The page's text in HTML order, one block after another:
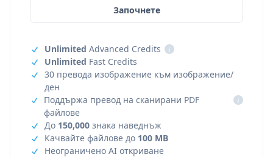
Започнете
Unlimited Advanced Credits
i
Unlimited Fast Credits
30 превода изображение към изображение/
ден
Поддържа превод на сканирани PDF
файлове
i
До 150,000 знака наведнъж
Качвайте файлове до 100 MB
Неограничено AI откриване